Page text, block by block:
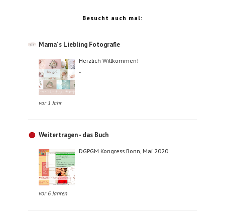
Besucht auch mal:
Mama´s Liebling Fotografie
Herzlich Willkommen!
-
vor 1 Jahr
Weitertragen - das Buch
DGPGM Kongress Bonn, Mai 2020
-
vor 6 Jahren